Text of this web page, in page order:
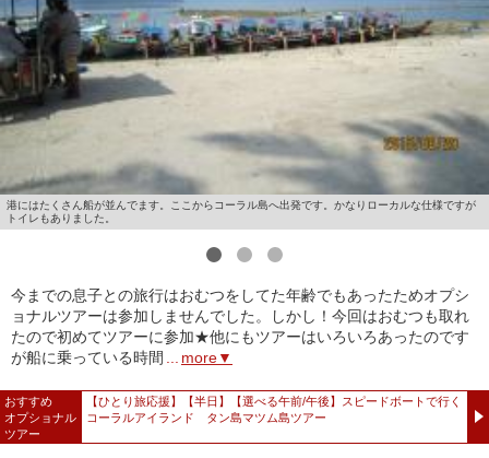
港にはたくさん船が並んでます。ここからコーラル島へ出発です。かなりローカルな仕様ですが
トイレもありました。
今までの息子との旅行はおむつをしてた年齢でもあったためオプシ
ョナルツアーは参加しませんでした。しかし！今回はおむつも取れ
たので初めてツアーに参加★他にもツアーはいろいろあったのです
が船に乗っている時間
more▼
おすすめ
オプショナル
ツアー
【ひとり旅応援】【半日】【選べる午前/午後】スピードボートで行く
コーラルアイランド タン島マツム島ツアー